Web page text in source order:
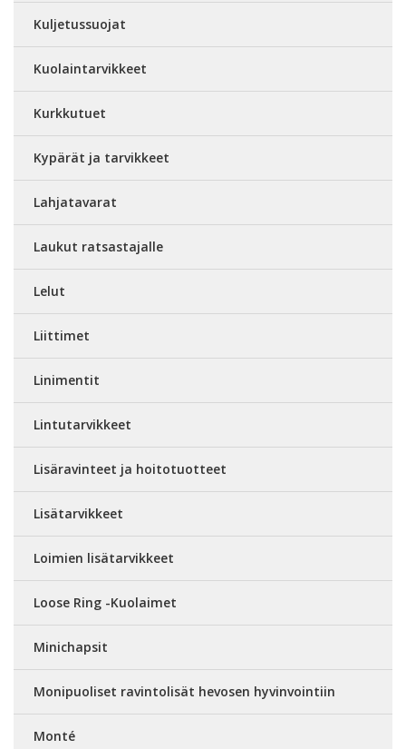
Kuljetussuojat
Kuolaintarvikkeet
Kurkkutuet
Kypärät ja tarvikkeet
Lahjatavarat
Laukut ratsastajalle
Lelut
Liittimet
Linimentit
Lintutarvikkeet
Lisäravinteet ja hoitotuotteet
Lisätarvikkeet
Loimien lisätarvikkeet
Loose Ring -Kuolaimet
Minichapsit
Monipuoliset ravintolisät hevosen hyvinvointiin
Monté